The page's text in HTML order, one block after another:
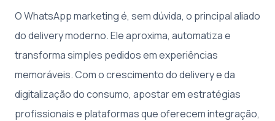
O WhatsApp marketing é, sem dúvida, o principal aliado
do delivery moderno. Ele aproxima, automatiza e
transforma simples pedidos em experiências
memoráveis. Com o crescimento do delivery e da
digitalização do consumo, apostar em estratégias
profissionais e plataformas que oferecem integração,